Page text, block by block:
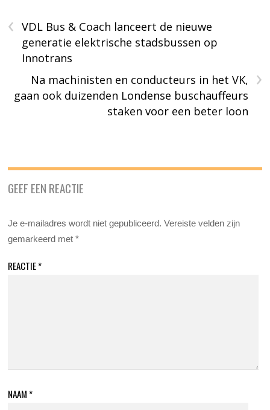
‹
VDL Bus & Coach lanceert de nieuwe
generatie elektrische stadsbussen op
Innotrans
›
Na machinisten en conducteurs in het VK,
gaan ook duizenden Londense buschauffeurs
staken voor een beter loon
GEEF EEN REACTIE
Je e-mailadres wordt niet gepubliceerd. Vereiste velden zijn
gemarkeerd met*
REACTIE*
NAAM *